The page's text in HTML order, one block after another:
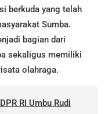
berkuda yang telah
Sumba.
bagian dari
sekaligus memiliki
olahraga.
RI Umbu Rudi